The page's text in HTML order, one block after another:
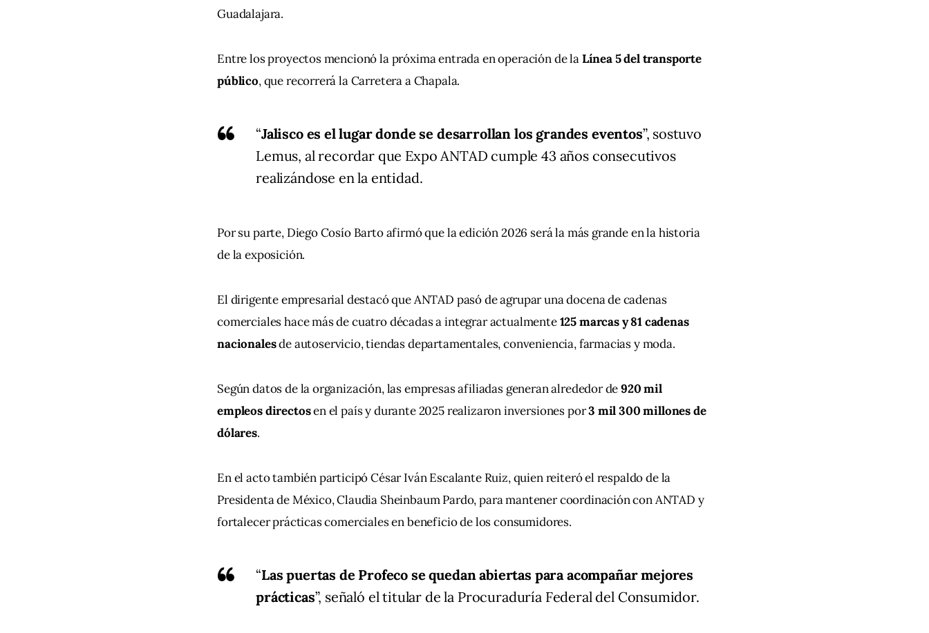
Guadalajara.
Entre los proyectos mencionó la próxima entrada en operación de la Línea 5 del transporte
público, que recorrerá la Carretera a Chapala.
“Jalisco es el lugar donde se desarrollan los grandes eventos”, sostuvo
Lemus, al recordar que Expo ANTAD cumple 43 años consecutivos
realizándose en la entidad.
Por su parte, Diego Cosío Barto afirmó que la edición 2026 será la más grande en la historia
de la exposición.
El dirigente empresarial destacó que ANTAD pasó de agrupar una docena de cadenas
comerciales hace más de cuatro décadas a integrar actualmente 125 marcas y 81 cadenas
nacionales de autoservicio, tiendas departamentales, conveniencia, farmacias y moda.
Según datos de la organización, las empresas afiliadas generan alrededor de 920 mil
empleos directos en el país y durante 2025 realizaron inversiones por 3 mil 300 millones de
dólares.
En el acto también participó César Iván Escalante Ruiz, quien reiteró el respaldo de la
Presidenta de México, Claudia Sheinbaum Pardo, para mantener coordinación con ANTAD y
fortalecer prácticas comerciales en beneficio de los consumidores.
“Las puertas de Profeco se quedan abiertas para acompañar mejores
prácticas”, señaló el titular de la Procuraduría Federal del Consumidor.